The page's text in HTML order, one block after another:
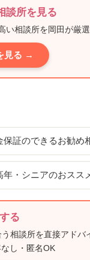
談所を見る
相談所を岡田が厳選
見る →
保証のできるお勧め
年・シニアのおスス
る
相談所を直接アドバ
し・匿名OK